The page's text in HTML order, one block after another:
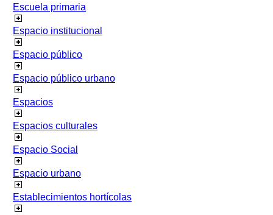
Escuela primaria
Espacio institucional
Espacio público
Espacio público urbano
Espacios
Espacios culturales
Espacio Social
Espacio urbano
Establecimientos hortícolas